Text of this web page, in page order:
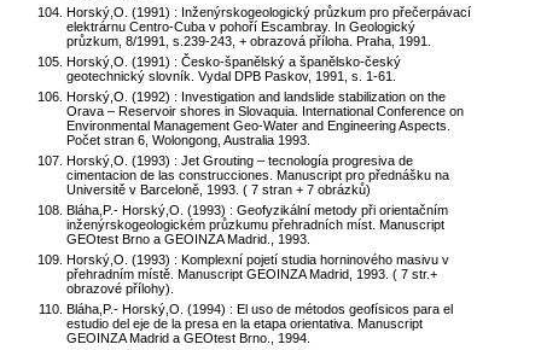
Horský,O. (1991) : Inženýrskogeologický průzkum pro přečerpávací
elektrárnu Centro-Cuba v pohoří Escambray. In Geologický
průzkum, 8/1991, s.239-243, + obrazová příloha. Praha, 1991.
Horský,O. (1991) : Česko-španělský a španělsko-český
geotechnický slovník. Vydal DPB Paskov, 1991, s. 1-61.
Horský,O. (1992) : Investigation and landslide stabilization on the
Orava – Reservoir shores in Slovaquia. International Conference on
Environmental Management Geo-Water and Engineering Aspects.
Počet stran 6, Wolongong, Australia 1993.
Horský,O. (1993) : Jet Grouting – tecnología progresiva de
cimentacion de las construcciones. Manuscript pro přednášku na
Universitě v Barceloně, 1993. ( 7 stran + 7 obrázků)
Bláha,P.- Horský,O. (1993) : Geofyzikální metody při orientačním
inženýrskogeologickém průzkumu přehradních míst. Manuscript
GEOtest Brno a GEOINZA Madrid., 1993.
Horský,O. (1993) : Komplexní pojetí studia horninového masivu v
přehradním místě. Manuscript GEOINZA Madrid, 1993. ( 7 str.+
obrazové přílohy).
Bláha,P.- Horský,O. (1994) : El uso de métodos geofísicos para el
estudio del eje de la presa en la etapa orientativa. Manuscript
GEOINZA Madrid a GEOtest Brno., 1994.